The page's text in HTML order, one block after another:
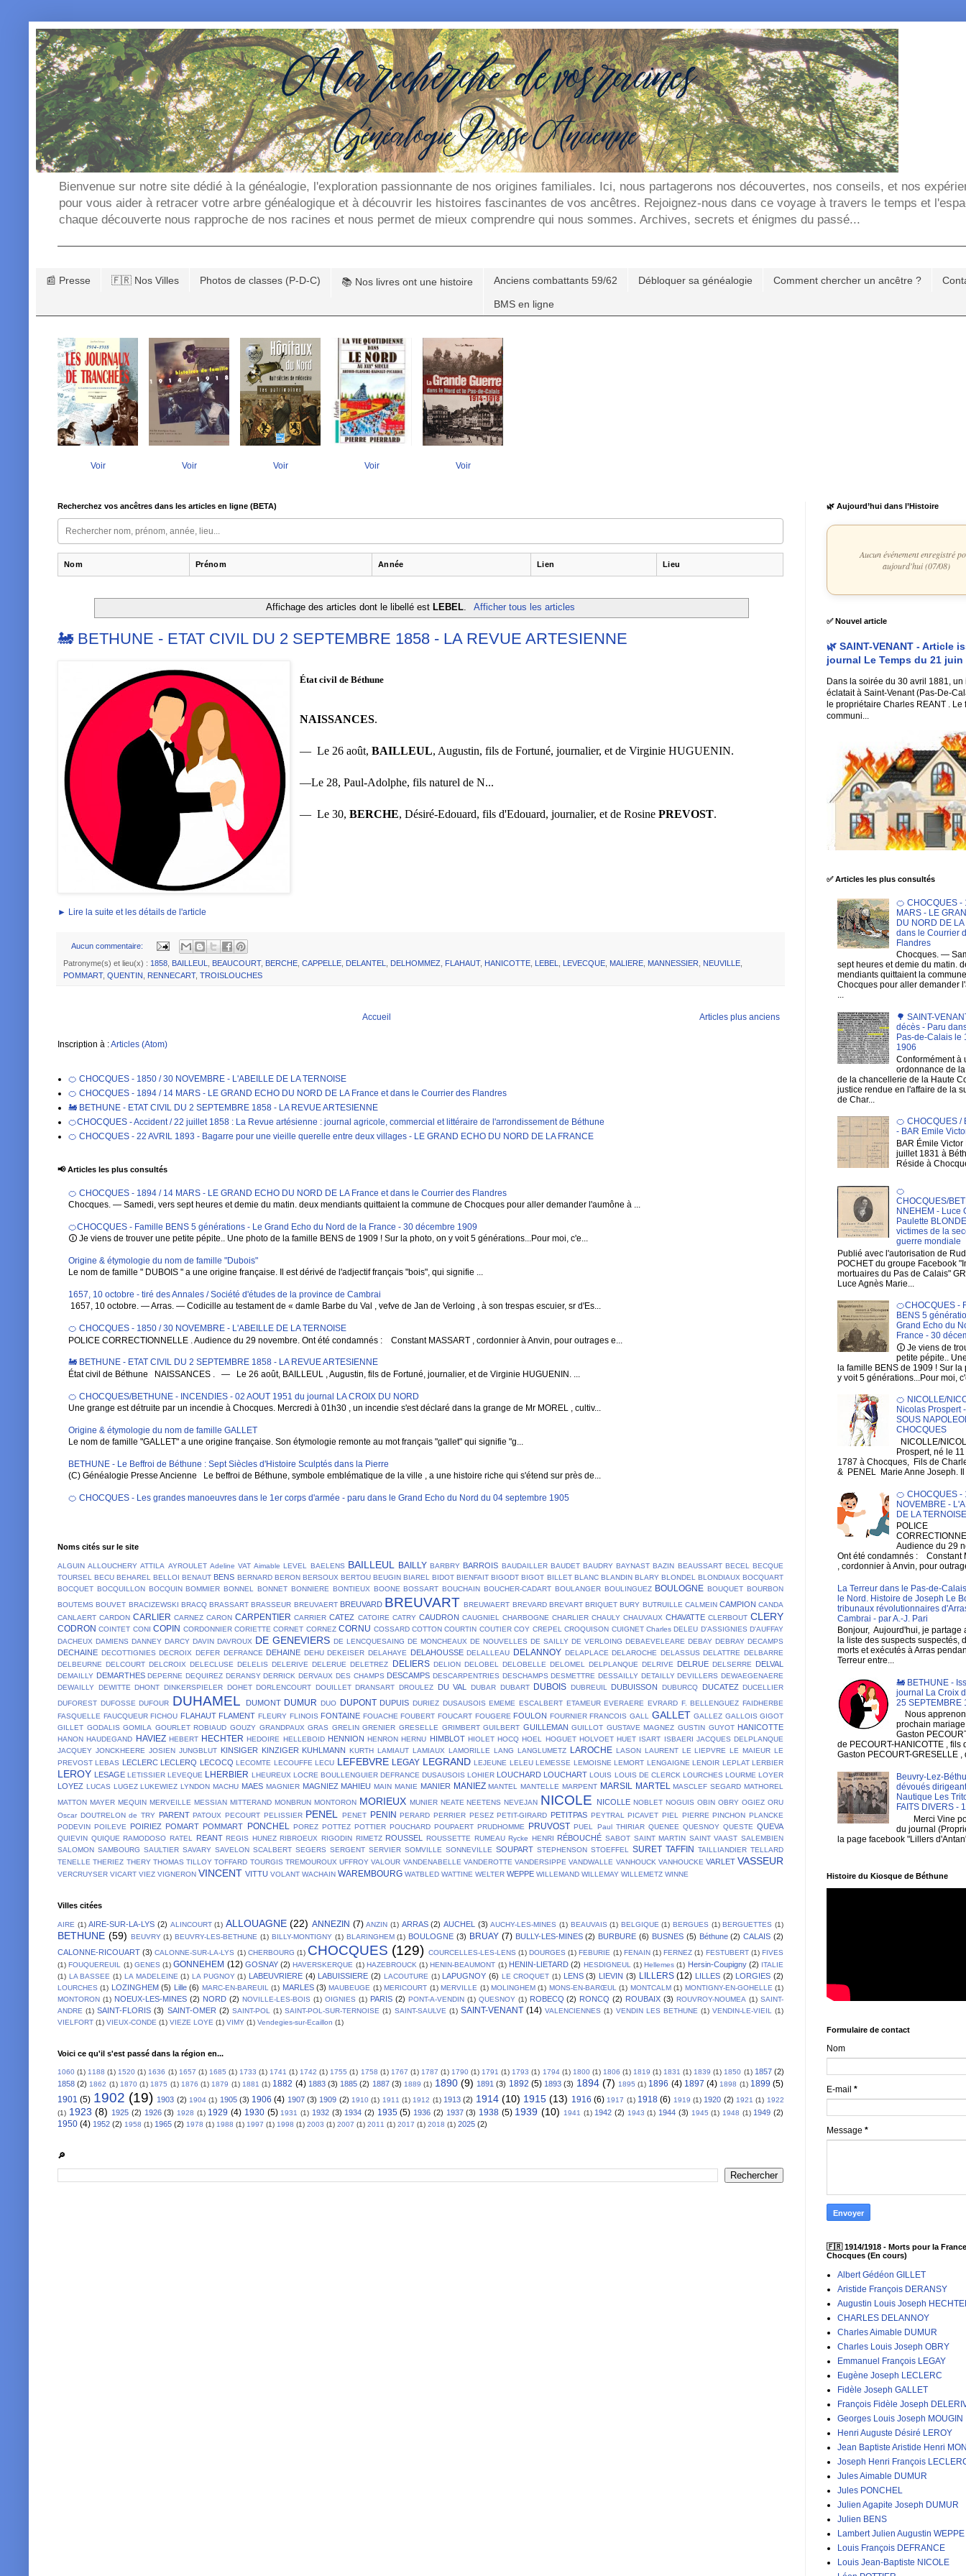
Bienvenue sur notre site dédié à la généalogie, l'exploration passionnante de nos origines familiales. Ici, nous partagerons nos découvertes, nos conseils, et nos
pour vous aider à retracer votre arbre généalogique et à découvrir les histoires fascinantes de vos ancêtres. Rejoignez-nous dans ce voyage à travers le temps et
chaque découverte nous rapproche de nos racines et nous permet de mieux comprendre qui nous sommes. Archives, secrets et énigmes du passé...
📰 Presse 🇫🇷 Nos Villes Photos de classes (P-D-C) 📚 Nos livres ont une histoire Anciens combattants 59/62 Débloquer sa généalogie Comment chercher un ancêtre ?
BMS en ligne
Voir Voir Voir Voir Voir
Recherchez vos ancêtres dans les articles en ligne (BETA)
Nom Prénom Année Lien Lieu
Affichage des articles dont le libellé est LEBEL Afficher tous les articles
🚂 BETHUNE - ETAT CIVIL DU 2 SEPTEMBRE 1858 - LA REVUE ARTESIENNE
État civil de Béthune
NAISSANCES.
— Le 26 août,BAILLEUL, Augustin, fils de Fortuné, journalier, et de Virginie HUGUENIN.
—Le 28, Paul-Adolphe, fils naturel de N...
— Le 30,BERCHE, Désiré-Edouard, fils d'Edouard, journalier, et de RosinePREVOST.
► Lire la suite et les détails de l'article
Aucun commentaire:
Patronyme(s) et lieu(x) : 1858 BAILLEUL BEAUCOURT, BERCHE CAPPELLE DELANTEL DELHOMMEZ FLAHAUT, HANICOTTE LEBEL LEVECQUE MALIERE MANNESSIER NEUVILLE
POMMART, QUENTIN RENNECART, TROISLOUCHES
Articles plus anciens
Accueil
Inscription à :Articles (Atom)
🍊 CHOCQUES - 1850 / 30 NOVEMBRE - L'ABEILLE DE LA TERNOISE
🍊 CHOCQUES - 1894 / 14 MARS - LE GRAND ECHO DU NORD DE LA France et dans le Courrier des Flandres
🚂 BETHUNE - ETAT CIVIL DU 2 SEPTEMBRE 1858 - LA REVUE ARTESIENNE
🍊CHOCQUES - Accident / 22 juillet 1858 : La Revue artésienne : journal agricole, commercial et littéraire de l'arrondissement de Béthune
🍊 CHOCQUES - 22 AVRIL 1893 - Bagarre pour une vieille querelle entre deux villages - LE GRAND ECHO DU NORD DE LA FRANCE
📢 Articles les plus consultés
🍊 CHOCQUES - 1894 / 14 MARS - LE GRAND ECHO DU NORD DE LA France et dans le Courrier des Flandres
Chocques. — Samedi, vers sept heures et demie du matin. deux mendiants quittaient la commune de Chocques pour aller demander l'aumône à ...
🍊CHOCQUES - Famille BENS 5 générations - Le Grand Echo du Nord de la France - 30 décembre 1909
🛈 Je viens de trouver une petite pépite.. Une photo de la famille BENS de 1909 ! Sur la photo, on y voit 5 générations...Pour moi, c'e...
Origine & étymologie du nom de famille "Dubois"
Le nom de famille " DUBOIS " a une origine française. Il est dérivé de l'adjectif français "bois", qui signifie ...
1657, 10 octobre - tiré des Annales / Société d'études de la province de Cambrai
1657, 10 octobre. — Arras. — Codicille au testament de « damle Barbe du Val , vefve de Jan de Verloing , à son trespas escuier, sr d'Es...
🍊 CHOCQUES - 1850 / 30 NOVEMBRE - L'ABEILLE DE LA TERNOISE
POLICE CORRECTIONNELLE . Audience du 29 novembre. Ont été condamnés : Constant MASSART , cordonnier à Anvin, pour outrages e...
🚂 BETHUNE - ETAT CIVIL DU 2 SEPTEMBRE 1858 - LA REVUE ARTESIENNE
État civil de Béthune NAISSANCES . — Le 26 août, BAILLEUL , Augustin, fils de Fortuné, journalier, et de Virginie HUGUENIN. ...
🍊 CHOCQUES/BETHUNE - INCENDIES - 02 AOUT 1951 du journal LA CROIX DU NORD
Une grange est détruite par un incendie à Chocques. Mercredi à 01h30 , un incendie s'est déclaré dans la grange de Mr MOREL , cultiv...
Origine & étymologie du nom de famille GALLET
Le nom de famille "GALLET" a une origine française. Son étymologie remonte au mot français "gallet" qui signifie "g...
BETHUNE - Le Beffroi de Béthune : Sept Siècles d'Histoire Sculptés dans la Pierre
(C) Généalogie Presse Ancienne Le beffroi de Béthune, symbole emblématique de la ville , a une histoire riche qui s'étend sur près de...
🍊 CHOCQUES - Les grandes manoeuvres dans le 1er corps d'armée - paru dans le Grand Echo du Nord du 04 septembre 1905
Noms cités sur le site
ALGUIN ALLOUCHERY ATTILA AYROULET Adeline VAT Aimable LEVEL BAELENS BAILLEUL BAILLY BARBRY BARROIS BAUDAILLER BAUDET BAUDRY BAYNAST BAZIN BEAUSSART BECEL
BECQUE
TOURSEL
BECU BEHAREL BELLOI BENAUT BENS BERNARD BERON BERSOUX BERTOU BEUGIN BIAREL BIDOT BIENFAIT BIGODT BIGOT BILLET BLANC BLANDIN BLARY BLONDEL BLONDIAUX BOCQUART
BOCQUET BOCQUILLON BOCQUIN BOMMIER BONNEL BONNET BONNIERE BONTIEUX BOONE BOSSART BOUCHAIN BOUCHER-CADART BOULANGER BOULINGUEZ BOULOGNE BOUQUET BOURBON
BOUTEMS BOUVET BRACIZEWSKI BRACQ BRASSART BRASSEUR BREUVAERT BREUVARD BREUVART BREUWAERT BREVARD BREVART BRIQUET BURY BUTRUILLE CALMEIN CAMPION CANDA
CANLAERT CARDON CARLIER CARNEZ CARON CARPENTIER CARRIER CATEZ CATOIRE CATRY CAUDRON CAUGNIEL CHARBOGNE CHARLIER CHAULY CHAUVAUX CHAVATTE CLERBOUT CLERY
CODRON COINTET CONI COPIN CORDONNIER CORIETTE CORNET CORNEZ CORNU COSSARD COTTON COURTIN COUTIER COY CREPEL CROQUISON CUIGNET Charles DELEU D'ASSIGNIES D'AUFFAY
DACHEUX DAMIENS DANNEY DARCY DAVIN DAVROUX DE GENEVIERS DE LENCQUESAING DE MONCHEAUX DE NOUVELLES DE SAILLY DE VERLOING DEBAEVELEARE DEBAY DEBRAY DECAMPS
DECHAINE DECOTTIGNIES DECROIX DEFER DEFRANCE DEHAINE DEHU DEKEISER DELAHAYE DELAHOUSSE DELALLEAU DELANNOY DELAPLACE DELAROCHE DELASSUS DELATTRE DELBARRE
DELBEURNE DELCOURT DELCROIX DELECLUSE DELELIS DELERIVE DELERUE DELETREZ DELIERS DELION DELOBEL DELOBELLE DELOMEL DELPLANQUE DELRIVE DELRUE DELSERRE DELVAL
DEMAILLY DEMARTHES DEPERNE DEQUIREZ DERANSY DERRICK DERVAUX DES CHAMPS DESCAMPS DESCARPENTRIES DESCHAMPS DESMETTRE DESSAILLY DETAILLY DEVILLERS DEWAEGENAERE
DEWAILLY DEWITTE DHONT DINKERSPIELER DOHET DORLENCOURT DOUILLET DRANSART DROULEZ DU VAL DUBAR DUBART DUBOIS DUBREUIL DUBUISSON DUBURCQ DUCATEZ DUCELLIER
DUFOREST DUFOSSE DUFOUR DUHAMEL DUMONT DUMUR DUO DUPONT DUPUIS DURIEZ DUSAUSOIS EMEME ESCALBERT ETAMEUR EVERAERE EVRARD F. BELLENGUEZ FAIDHERBE
FASQUELLE FAUCQUEUR FICHOU FLAHAUT FLAMENT FLEURY FLINOIS FONTAINE FOUACHE FOUBERT FOUCART FOUGERE FOULON FOURNIER FRANCOIS GALL GALLET GALLEZ GALLOIS GIGOT
GILLET GODALIS GOMILA GOURLET ROBIAUD GOUZY GRANDPAUX GRAS GRELIN GRENIER GRESELLE GRIMBERT GUILBERT GUILLEMAN GUILLOT GUSTAVE MAGNEZ GUSTIN GUYOT HANICOTTE
HANON HAUDEGAND HAVIEZ HEBERT HECHTER HEDOIRE HELLEBOID HENNION HENRON HERNU HIMBLOT HIOLET HOCQ HOEL HOGUET HOLVOET HUET ISART ISBAERI JACQUES DELPLANQUE
JACQUEY JONCKHEERE JOSIEN JUNGBLUT KINSIGER KINZIGER KUHLMANN KURTH LAMIAUT LAMIAUX LAMORILLE LANG LANGLUMETZ LAROCHE LASON LAURENT LE LIEPVRE LE MAIEUR LE
PREVOST LEBAS LECLERC LECLERQ LECOCQ LECOMTE LECOUFFE LECU LEFEBVRE LEGAY LEGRAND LEJEUNE LELEU LEMESSE LEMOISNE LEMORT LENGAIGNE LENOIR LEPLAT LERBIER
LEROY LESAGE LETISSIER LEVEQUE LHERBIER LHEUREUX LOCRE BOULLENGUIER DEFRANCE DUSAUSOIS LOHIER LOUCHARD LOUCHART LOUIS LOUIS DE CLERCK LOURCHES LOURME LOYER
LOYEZ LUCAS LUGEZ LUKEWIEZ LYNDON MACHU MAES MAGNIER MAGNIEZ MAHIEU MAIN MANIE MANIER MANIEZ MANTEL MANTELLE MARPENT MARSIL MARTEL MASCLEF SEGARD MATHOREL
MATTON MAYER MEQUIN MERVEILLE MESSIAN MITTERAND MONBRUN MONTORON MORIEUX MUNIER NEATE NEETENS NEVEJAN NICOLE NICOLLE NOBLET NOGUIS OBIN OBRY OGIEZ ORU
Oscar DOUTRELON de TRY PARENT PATOUX PECOURT PELISSIER PENEL PENET PENIN PERARD PERRIER PESEZ PETIT-GIRARD PETITPAS PEYTRAL PICAVET PIEL PIERRE PINCHON PLANCKE
PODEVIN POILEVE POIRIEZ POMART POMMART PONCHEL POREZ POTTEZ POTTIER POUCHARD POUPAERT PRUDHOMME PRUVOST PUEL Paul THIRIAR QUENEE QUESNOY QUESTE QUEVA
QUIEVIN QUIQUE RAMODOSO RATEL REANT REGIS HUNEZ RIBROEUX RIGODIN RIMETZ ROUSSEL ROUSSETTE RUMEAU Rycke HENRI RÉBOUCHÉ SABOT SAINT MARTIN SAINT VAAST SALEMBIEN
SALOMON SAMBOURG SAULTIER SAVARY SAVELON SCALBERT SEGERS SERGENT SERVIER SOMVILLE SONNEVILLE SOUPART STEPHENSON STOEFFEL SURET TAFFIN TAILLIANDIER TELLARD
TENELLE THERIEZ THERY THOMAS TILLOY TOFFARD TOURGIS TREMOUROUX UFFROY VALOUR VANDENABELLE VANDEROTTE VANDERSIPPE VANDWALLE VANHOUCK VANHOUCKE VARLET VASSEUR
VERCRUYSER VICART VIEZ VIGNERON VINCENT VITTU VOLANT WACHAIN WAREMBOURG WATBLED WATTINE WELTER WEPPE WILLEMAND WILLEMAY WILLEMETZ WINNE
Villes citées
AIRE (1) AIRE-SUR-LA-LYS (2) ALINCOURT (1) ALLOUAGNE (22) ANNEZIN (7) ANZIN (1) ARRAS (2) AUCHEL (3) AUCHY-LES-MINES (1) BEAUVAIS (1) BELGIQUE (1) BERGUES (1) BERGUETTES (1)
BETHUNE (59) BEUVRY (1) BEUVRY-LES-BETHUNE (1) BILLY-MONTIGNY (1) BLARINGHEM (1) BOULOGNE (3) BRUAY (7) BULLY-LES-MINES (2) BURBURE (6) BUSNES (5) Béthune (2) CALAIS (2)
CALONNE-RICOUART (3) CALONNE-SUR-LA-LYS (1) CHERBOURG (1) CHOCQUES (129) COURCELLES-LES-LENS (1) DOURGES (1) FEBURIE (1) FENAIN (1) FERNEZ (1) FESTUBERT (1) FIVES
(1) FOUQUEREUIL (1) GENES (1) GONNEHEM (12) GOSNAY (2) HAVERSKERQUE (1) HAZEBROUCK (1) HENIN-BEAUMONT (1) HENIN-LIETARD (2) HESDIGNEUL (1) Hellemes (1) Hersin-Coupigny (2) ITALIE
(1) LA BASSEE (1) LA MADELEINE (1) LA PUGNOY (1) LABEUVRIERE (4) LABUISSIERE (2) LACOUTURE (1) LAPUGNOY (6) LE CROQUET (1) LENS (3) LIEVIN (3) LILLERS (12) LILLES (2) LORGIES (2)
LOURCHES (1) LOZINGHEM (5) Lille (6) MARC-EN-BAREUIL (1) MARLES (3) MAUBEUGE (1) MERICOURT (1) MERVILLE (1) MOLINGHEM (1) MONS-EN-BARŒUL (1) MONTCALM (1) MONTIGNY-EN-GOHELLE (1)
MONTORON (1) NOEUX-LES-MINES (2) NORD (2) NOVILLE-LES-BOIS (1) OIGNIES (1) PARIS (2) PONT-A-VENDIN (1) QUESNOY (1) ROBECQ (2) RONCQ (2) ROUBAIX (3) ROUVROY-NOUMEA (1) SAINT-
ANDRE (1) SAINT-FLORIS (3) SAINT-OMER (2) SAINT-POL (1) SAINT-POL-SUR-TERNOISE (1) SAINT-SAULVE (1) SAINT-VENANT (14) VALENCIENNES (1) VENDIN LES BETHUNE (1) VENDIN-LE-VIEIL
(1)
VIELFORT (1) VIEUX-CONDE (1) VIEZE LOYE (1) VIMY (1) Vendegies-sur-Ecaillon (1)
Voici ce qu'il s'est passé dans la région en...
1060 (1) 1188 (1) 1520 (1) 1636 (1) 1657 (1) 1685 (1) 1733 (1) 1741 (1) 1742 (1) 1755 (1) 1758 (1) 1767 (1) 1787 (1) 1790 (1) 1791 (1) 1793 (1) 1794 (1) 1800 (1) 1806 (1) 1819 (1) 1831 (1) 1839 (1) 1850 (1) 1857 (2)
1858 (2) 1862 (1) 1870 (1) 1875 (1) 1876 (1) 1879 (1) 1881 (1) 1882 (4) 1883 (3) 1885 (2) 1887 (3) 1889 (1) 1890 (9) 1891 (3) 1892 (5) 1893 (3) 1894 (7) 1895 (1) 1896 (4) 1897 (4) 1898 (1) 1899 (5)
1901 (5) 1902 (19) 1903 (2) 1904 (1) 1905 (3) 1906 (4) 1907 (3) 1909 (2) 1910 (1) 1911 (1) 1912 (1) 1913 (2) 1914 (10) 1915 (13) 1916 (6) 1917 (1) 1918 (6) 1919 (1) 1920 (2) 1921 (1) 1922
(1) 1923 (8) 1925 (2) 1926 (3) 1928 (1) 1929 (4) 1930 (5) 1931 (1) 1932 (3) 1934 (2) 1935 (5) 1936 (2) 1937 (3) 1938 (5) 1939 (10) 1941 (1) 1942 (2) 1943 (1) 1944 (3) 1945 (1) 1948 (1) 1949 (2)
1950 (4) 1952 (2) 1958 (1) 1965 (2) 1978 (1) 1988 (1) 1997 (1) 1998 (1) 2003 (1) 2007 (1) 2011 (1) 2017 (1) 2018 (1) 2025 (2)
🔎
🌿 Aujourd’hui dans l’Histoire
Aucun événement enregistré
aujourd'hui (07/08)
✅ Nouvel article
🌿 SAINT-VENANT - Article
journal Le Temps du 21 juin
Dans la soirée du 30 avril 1881,
éclatait à Saint-Venant (Pas-De-
le propriétaire Charles REANT . Le
communi...
✅ Articles les plus consultés
🍊 CHOCQUES -
MARS - LE
DU NORD DE
dans le Courrier
Flandres
Chocques. —
sept heures et demie du matin.
mendiants quittaient la
Chocques pour aller demander
...
🌳 SAINT-
décès - Paru
Pas-de-Calais le
1906
Conformément à
ordonnance de
de la chancellerie de la Haute
justice rendue en l'affaire de la
de Char...
🍊 CHOCQUES /
- BAR Emile
BAR Émile Victor
juillet 1831 à
Réside à
🍊
CHOCQUES/
NNEHEM - Luce
Paulette
victimes de la
guerre mondiale
Publié avec l'autorisation de
POCHET du groupe Facebook
mortuaires du Pas de Calais"
Luce Agnès Marie...
🍊CHOCQUES -
BENS 5
Grand Echo du
France - 30
🛈 Je viens de
petite pépite..
la famille BENS de 1909 ! Sur la
y voit 5 générations...Pour moi,
🍊 NICOLLE/
Nicolas Prospert
SOUS
CHOCQUES
NICOLLE/
Prospert, né le
1787 à Chocques, Fils de
& PENEL Marie Anne Joseph. Il
🍊 CHOCQUES -
NOVEMBRE -
DE LA TERNOISE
POLICE
Audience du 29
Ont été condamnés : Constant
, cordonnier à Anvin, pour
La Terreur dans le Pas-de-
le Nord. Histoire de Joseph Le
tribunaux révolutionnaires
Cambrai - par A.-J. Pari
Bonjour, Aujourd'hui, je partage
la liste des suspects suspectés,
morts et exécutés à Arras
Terreur entre...
🚂 BETHUNE -
journal La Croix
25 SEPTEMBRE
Nous
prochain
Gaston
de PECOURT-HANICOTTE , fils
Gaston PECOURT-GRESELLE ,
Beuvry-Lez-
dévoués
Nautique Les
FAITS DIVERS -
Merci Vine
du journal
la page facebook "Lillers
Histoire du Kiosque de Béthune
Formulaire de contact
Nom
E-mail *
Message *
🇫🇷 1914/1918 - Morts pour la
Chocques (En cours)
Albert Gédéon GILLET
Aristide François DERANSY
Augustin Louis Joseph
CHARLES DELANNOY
Charles Aimable DUMUR
Charles Louis Joseph OBRY
Emmanuel François LEGAY
Eugène Joseph LECLERC
Fidèle Joseph GALLET
François Fidèle Joseph
Georges Louis Joseph MOUGIN
Henri Auguste Désiré LEROY
Jean Baptiste Aristide Henri
Joseph Henri François
Jules Aimable DUMUR
Jules PONCHEL
Julien Agapite Joseph DUMUR
Julien BENS
Lambert Julien Augustin WEPPE
Louis François DEFRANCE
Louis Jean-Baptiste NICOLE